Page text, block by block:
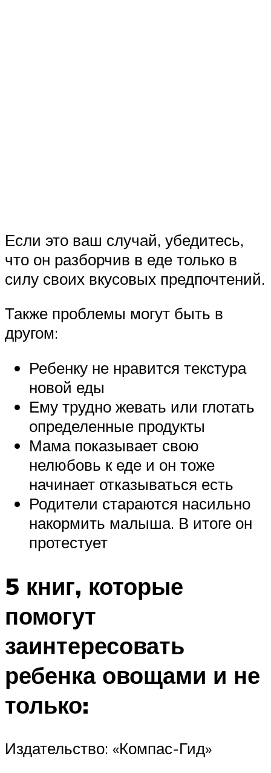
Если это ваш случай, убедитесь,
что он разборчив в еде только в
силу своих вкусовых предпочтений.
Также проблемы могут быть в
другом:
Ребенку не нравится текстура
новой еды
Ему трудно жевать или глотать
определенные продукты
Мама показывает свою
нелюбовь к еде и он тоже
начинает отказываться есть
Родители стараются насильно
накормить малыша. В итоге он
протестует
5 книг, которые
помогут
заинтересовать
ребенка овощами и не
только:
Издательство: «Компас-Гид»